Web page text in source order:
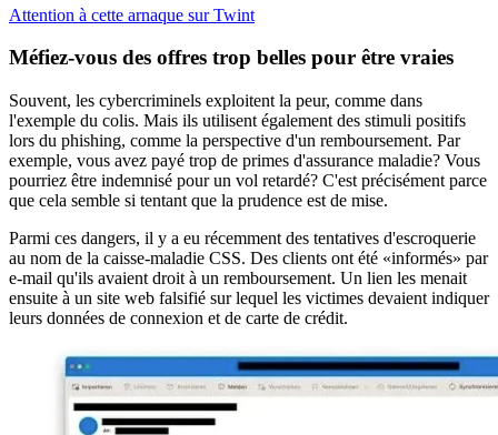
Attention à cette arnaque sur Twint
Méfiez-vous des offres trop belles pour être vraies
Souvent, les cybercriminels exploitent la peur, comme dans
l'exemple du colis. Mais ils utilisent également des stimuli positifs
lors du phishing, comme la perspective d'un remboursement. Par
exemple, vous avez payé trop de primes d'assurance maladie? Vous
pourriez être indemnisé pour un vol retardé? C'est précisément parce
que cela semble si tentant que la prudence est de mise.
Parmi ces dangers, il y a eu récemment des tentatives d'escroquerie
au nom de la caisse-maladie CSS. Des clients ont été «informés» par
e-mail qu'ils avaient droit à un remboursement. Un lien les menait
ensuite à un site web falsifié sur lequel les victimes devaient indiquer
leurs données de connexion et de carte de crédit.